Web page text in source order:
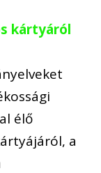
kártyáról
élő
a